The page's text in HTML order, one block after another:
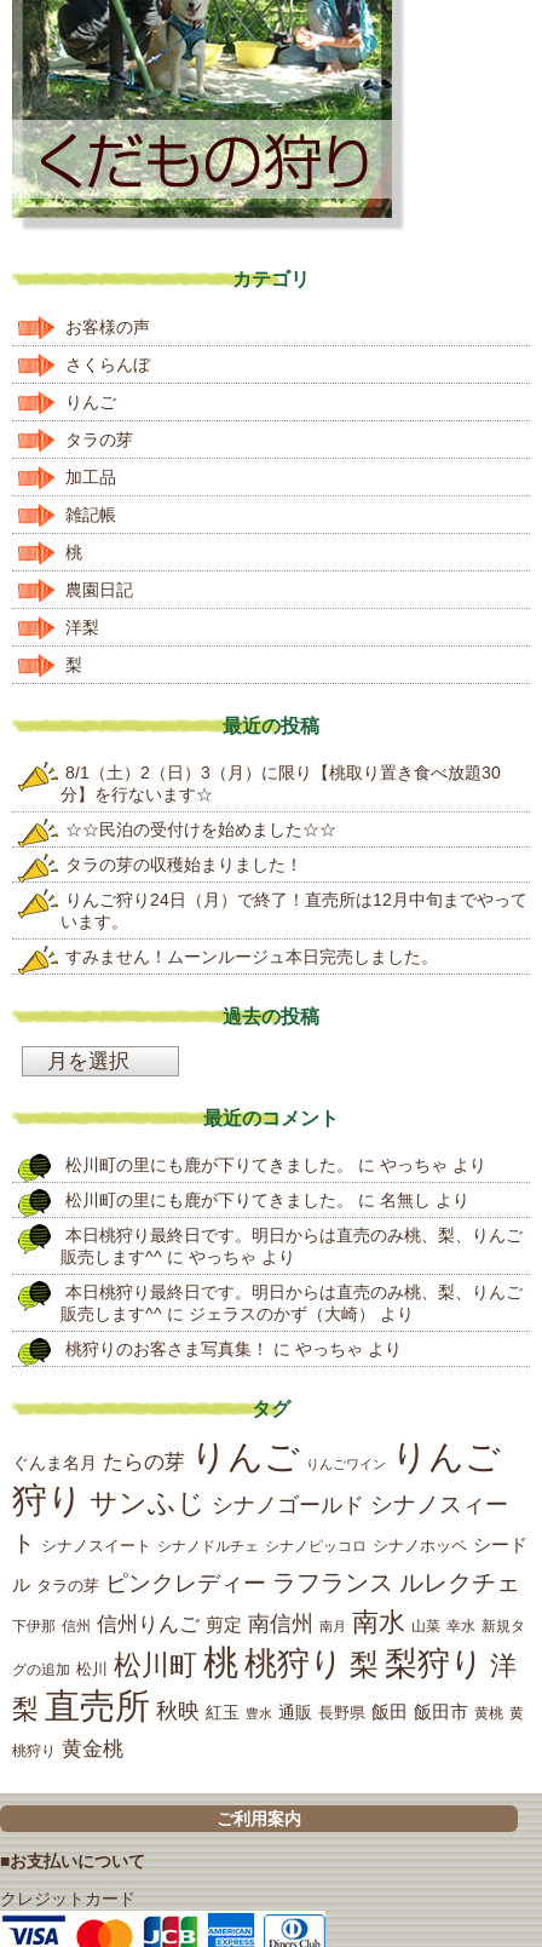
カテゴリ
お客様の声
さくらんぼ
りんご
タラの芽
加工品
雑記帳
桃
農園日記
洋梨
梨
最近の投稿
8/1（土）2（日）3（月）に限り【桃取り置き食べ放題30
分】を行ないます☆
☆☆民泊の受付けを始めました☆☆
タラの芽の収穫始まりました！
りんご狩り24日（月）で終了！直売所は12月中旬までやって
います。
すみません！ムーンルージュ本日完売しました。
過去の投稿
投
稿
最近のコメント
松川町の里にも鹿が下りてきました。 に やっちゃ より
松川町の里にも鹿が下りてきました。
に 名無し より
本日桃狩り最終日です。明日からは直売のみ桃、梨、りんご
販売します^^ に やっちゃ より
本日桃狩り最終日です。明日からは直売のみ桃、梨、りんご
販売します^^ に ジェラスのかず（大崎）
より
桃狩りのお客さま写真集！
に やっちゃ より
タグ
ぐんま名月 たらの芽 りんご りんごワイン
りんご
狩り サンふじ シナノゴールド シナノスィー
ト
シナノスイート シナノドルチェ シナノピッコロ シナノホッペ シード
ル タラの芽 ピンクレディー ラフランス ルレクチェ
下伊那 信州 信州りんご 剪定 南信州 南月 南水 山菜 幸水 新規タ
グの追加 松川 松川町 桃桃狩り 梨 梨狩り 洋
梨 直売所 秋映 紅玉 豊水 通販 長野県 飯田 飯田市 黄桃 黄
桃狩り 黄金桃
ご利用案内
■お支払いについて
クレジットカード